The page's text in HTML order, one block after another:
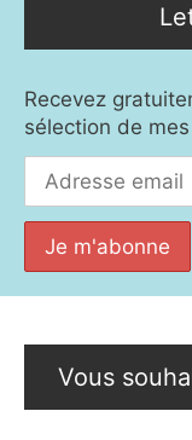
Recevez
sélection de
Vous